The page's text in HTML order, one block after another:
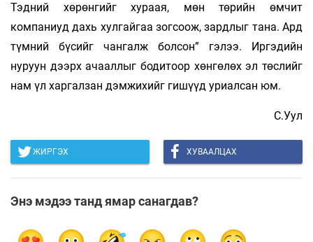
Тэдний хөрөнгийг хураая, мөн төрийн өмчит
компаниуд дахь хулгайгаа зогсоож, зардлыг тана. Ард
түмний бүсийг чангалж болсон” гэлээ. Иргэдийн
нуруун дээрх ачааллыг бодитоор хөнгөлөх эл төслийг
нам үл харгалзан дэмжихийг гишүүд уриалсан юм.
С.Уул
ЖИРГЭХ ХУВААЛЦАХ
Энэ мэдээ танд ямар санагдав?